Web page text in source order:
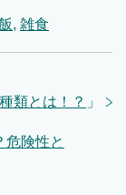
, 雑食
類とは！？ 」
危険性と